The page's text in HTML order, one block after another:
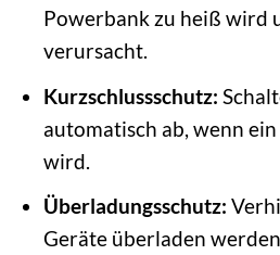
Powerbank zu heiß wird
verursacht.
Kurzschlussschutz:
automatisch ab, wenn
wird.
Überladungsschutz:
Geräte überladen